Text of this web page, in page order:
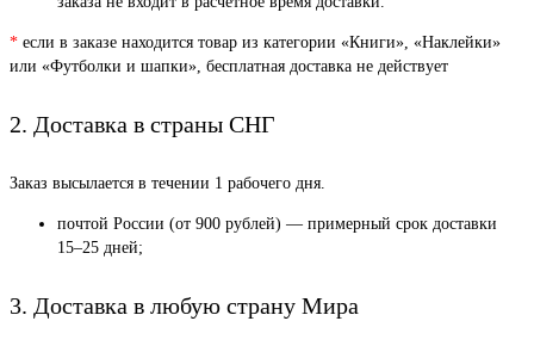
* если в заказе находится товар из категории «Книги», «Наклейки»
или «Футболки и шапки», бесплатная доставка не действует
2. Доставка в страны СНГ
Заказ высылается в течении 1 рабочего дня.
почтой России (от 900 рублей) — примерный срок доставки
15–25 дней;
3. Доставка в любую страну Мира